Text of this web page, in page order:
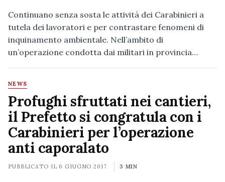
Continuano senza sosta le attività dei Carabinieri a
tutela dei lavoratori e per contrastare fenomeni di
inquinamento ambientale. Nell’ambito di
un’operazione condotta dai militari in provincia…
NEWS
Profughi sfruttati nei cantieri,
il Prefetto si congratula con i
Carabinieri per l’operazione
anti caporalato
PUBBLICATO IL 6 GIUGNO 2017 3 MIN